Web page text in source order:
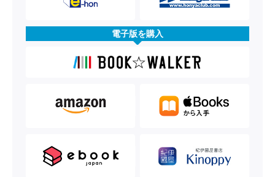
電子版を購入